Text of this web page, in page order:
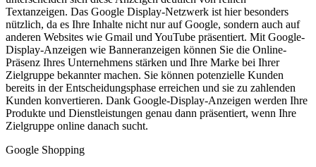
Textanzeigen. Das Google Display-Netzwerk ist hier besonders
nützlich, da es Ihre Inhalte nicht nur auf Google, sondern auch auf
anderen Websites wie Gmail und YouTube präsentiert. Mit Google-
Display-Anzeigen wie Banneranzeigen können Sie die Online-
Präsenz Ihres Unternehmens stärken und Ihre Marke bei Ihrer
Zielgruppe bekannter machen. Sie können potenzielle Kunden
bereits in der Entscheidungsphase erreichen und sie zu zahlenden
Kunden konvertieren. Dank Google-Display-Anzeigen werden Ihre
Produkte und Dienstleistungen genau dann präsentiert, wenn Ihre
Zielgruppe online danach sucht.
Google Shopping